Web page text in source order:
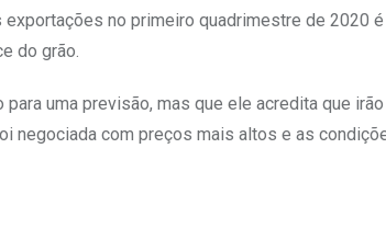
no primeiro quadrimestre de 2020
do grão.
uma previsão, mas que ele acredita que
negociada com preços mais altos e as